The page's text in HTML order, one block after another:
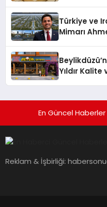
Türkiye ve
Mimarı
Hayata
Yıldır
En Güncel
Reklam & İşbirliği: